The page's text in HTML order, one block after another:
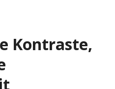
Kontraste,